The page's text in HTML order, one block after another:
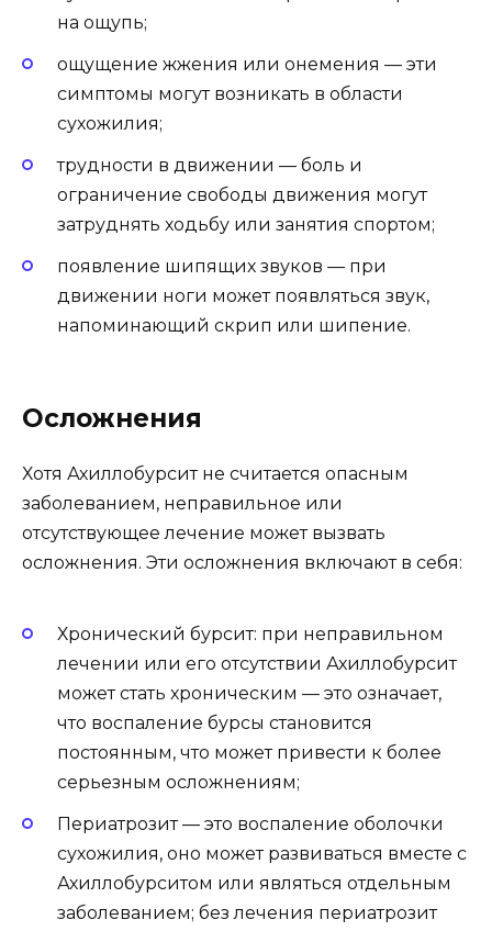
на ощупь;
ощущение жжения или онемения — эти
симптомы могут возникать в области
сухожилия;
трудности в движении — боль и
ограничение свободы движения могут
затруднять ходьбу или занятия спортом;
появление шипящих звуков — при
движении ноги может появляться звук,
напоминающий скрип или шипение.
Осложнения
Хотя Ахиллобурсит не считается опасным
заболеванием, неправильное или
отсутствующее лечение может вызвать
осложнения. Эти осложнения включают в себя:
Хронический бурсит: при неправильном
лечении или его отсутствии Ахиллобурсит
может стать хроническим — это означает,
что воспаление бурсы становится
постоянным, что может привести к более
серьезным осложнениям;
Периатрозит — это воспаление оболочки
сухожилия, оно может развиваться вместе с
Ахиллобурситом или являться отдельным
заболеванием; без лечения периатрозит